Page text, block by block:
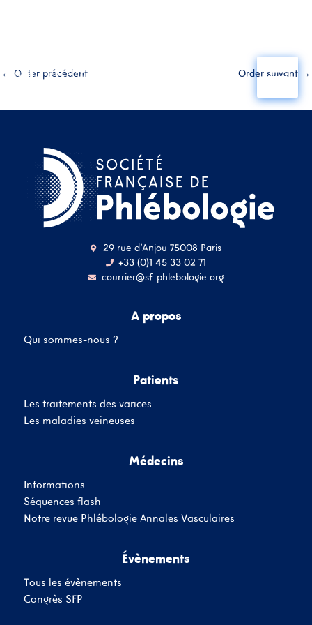
← Order précédent Order suivant →
29 rue d'Anjou 75008 Paris
+33 (0)1 45 33 02 71
courrier@sf-phlebologie.org
A propos
Qui sommes-nous ?
Patients
Les traitements des varices
Les maladies veineuses
Médecins
Informations
Séquences flash
Notre revue Phlébologie Annales Vasculaires
Évènements
Tous les évènements
Congrès SFP
adresse mail
Se souvenir de moi
SE CONNECTER
Inscrivez-Vous